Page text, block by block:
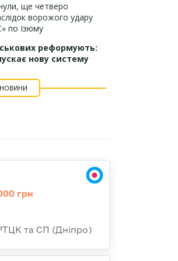
ще четверо
ворожого удару
по Ізюму
реформують:
нову систему
НОВИНИ
грн
та СП (Дніпро)